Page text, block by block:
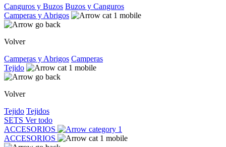
Canguros y Buzos Buzos y Canguros
Camperas y Abrigos
Volver
Camperas y Abrigos Camperas
Tejido
Volver
Tejido Tejidos
SETS Ver todo
ACCESORIOS
ACCESORIOS